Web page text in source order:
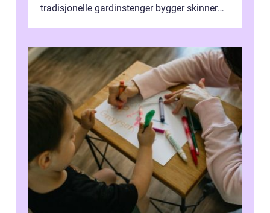
tradisjonelle gardinstenger bygger skinner